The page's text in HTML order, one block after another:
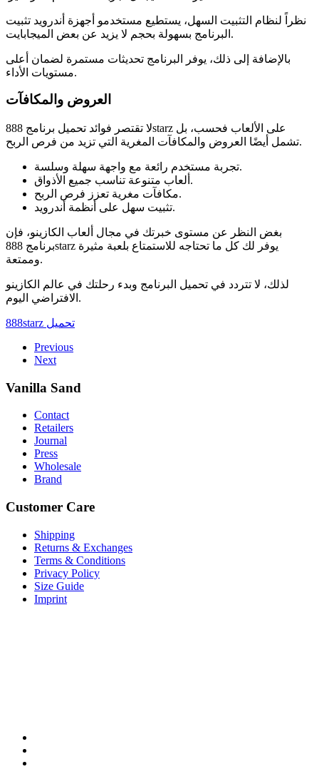
نظراً لنظام التثبيت السهل، يستطيع مستخدمو أجهزة أندرويد تثبيت
البرنامج بسهولة بحجم لا يزيد عن بعض الميجابايت.
بالإضافة إلى ذلك، يوفر البرنامج تحديثات مستمرة لضمان أعلى
مستويات الأداء.
العروض والمكافآت
لا تقتصر فوائد تحميل برنامج 888starz على الألعاب فحسب، بل
تشمل أيضًا العروض والمكافآت المغرية التي تزيد من فرص الربح.
تجربة مستخدم رائعة مع واجهة سهلة وسلسة.
ألعاب متنوعة تناسب جميع الأذواق.
مكافآت مغرية تعزز فرص الربح.
تثبيت سهل على أنظمة أندرويد.
بغض النظر عن مستوى خبرتك في مجال ألعاب الكازينو، فإن
برنامج 888starz يوفر لك كل ما تحتاجه للاستمتاع بلعبة مثيرة
وممتعة.
لذلك، لا تتردد في تحميل البرنامج وبدء رحلتك في عالم الكازينو
الافتراضي اليوم.
888starz تحميل
Previous
Next
Vanilla Sand
Contact
Retailers
Journal
Press
Wholesale
Brand
Customer Care
Shipping
Returns & Exchanges
Terms & Conditions
Privacy Policy
Size Guide
Imprint